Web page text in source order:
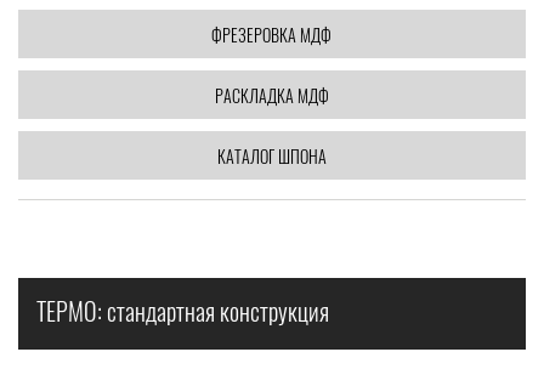
ФРЕЗЕРОВКА МДФ
РАСКЛАДКА МДФ
КАТАЛОГ ШПОНА
ТЕРМО: стандартная конструкция